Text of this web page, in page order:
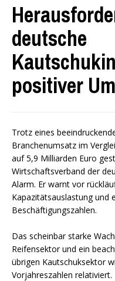
deutsche
positiver
Trotz eines
Branchenumsatz im
auf 5,9 Milliarden Euro
Wirtschaftsverband der
Alarm. Er warnt vor
Kapazitätsauslastung und
Beschäftigungszahlen.
Das scheinbar starke
Reifensektor und ein
übrigen Kautschuksektor
Vorjahreszahlen relativiert.